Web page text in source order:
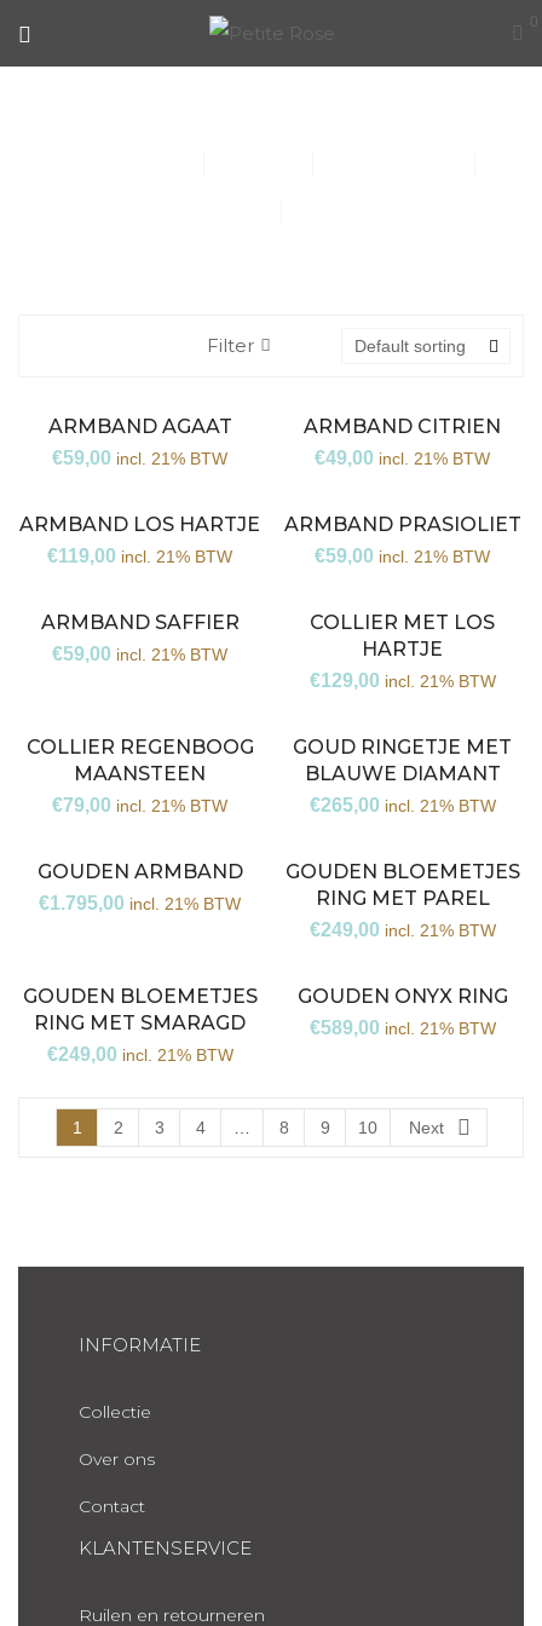
0
Filter Default sorting
ARMBAND AGAAT
€59,00 incl. 21% BTW
ARMBAND CITRIEN
€49,00 incl. 21% BTW
ARMBAND LOS HARTJE
€119,00 incl. 21% BTW
ARMBAND PRASIOLIET
€59,00 incl. 21% BTW
ARMBAND SAFFIER
€59,00 incl. 21% BTW
COLLIER MET LOS
HARTJE
€129,00 incl. 21% BTW
COLLIER REGENBOOG
MAANSTEEN
€79,00 incl. 21% BTW
GOUD RINGETJE MET
BLAUWE DIAMANT
€265,00 incl. 21% BTW
GOUDEN ARMBAND
€1.795,00 incl. 21% BTW
GOUDEN BLOEMETJES
RING MET PAREL
€249,00 incl. 21% BTW
GOUDEN BLOEMETJES
RING MET SMARAGD
€249,00 incl. 21% BTW
GOUDEN ONYX RING
€589,00 incl. 21% BTW
1 2 3 4 8 9 10 Next
INFORMATIE
Collectie
Over ons
Contact
KLANTENSERVICE
Ruilen en retourneren